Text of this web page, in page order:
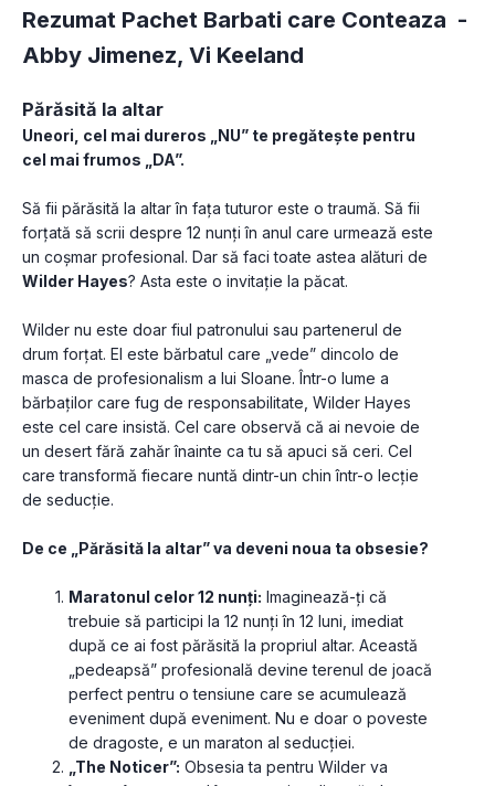
Rezumat Pachet Barbati care Conteaza -
Abby Jimenez, Vi Keeland
Părăsită la altar
Uneori, cel mai dureros „NU” te pregătește pentru
cel mai frumos „DA”.
Să fii părăsită la altar în fața tuturor este o traumă. Să fii
forțată să scrii despre 12 nunți în anul care urmează este
Wilder Hayes? Asta este o invitație la păcat.
Wilder nu este doar fiul patronului sau partenerul de
drum forțat. El este bărbatul care „vede” dincolo de
masca de profesionalism a lui Sloane. Într-o lume a
bărbaților care fug de responsabilitate, Wilder Hayes
este cel care insistă. Cel care observă că ai nevoie de
un desert fără zahăr înainte ca tu să apuci să ceri. Cel
care transformă fiecare nuntă dintr-un chin într-o lecție
de seducție.
De ce „Părăsită la altar” va deveni noua ta obsesie?
Maratonul celor 12 nunți: Imaginează-ți că
trebuie să participi la 12 nunți în 12 luni, imediat
după ce ai fost părăsită la propriul altar. Această
„pedeapsă” profesională devine terenul de joacă
perfect pentru o tensiune care se acumulează
eveniment după eveniment. Nu e doar o poveste
de dragoste, e un maraton al seducției.
„The Noticer”: Obsesia ta pentru Wilder va